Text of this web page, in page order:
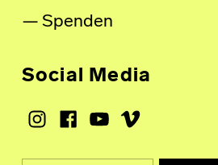
Spenden
Social Media
Instagram
Facebook
Youtube
Vimeo
Suche nach: